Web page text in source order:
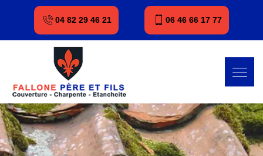
04 82 29 46 21 06 46 66 17 77